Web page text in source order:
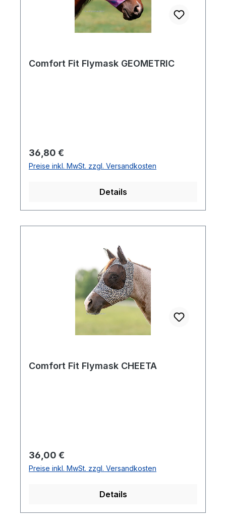
Comfort Fit Flymask GEOMETRIC
Regulärer Preis:
36,80 €
Preise inkl. MwSt. zzgl. Versandkosten
Details
Comfort Fit Flymask CHEETA
Regulärer Preis:
36,00 €
Preise inkl. MwSt. zzgl. Versandkosten
Details